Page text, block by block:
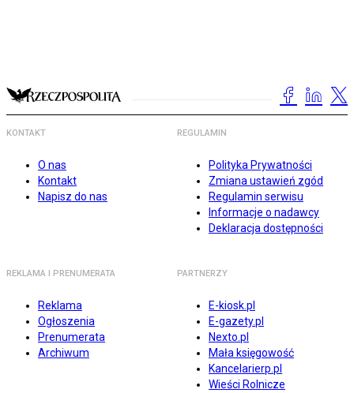
KONTAKT
O nas
Kontakt
Napisz do nas
REGULAMIN
Polityka Prywatności
Zmiana ustawień zgód
Regulamin serwisu
Informacje o nadawcy
Deklaracja dostępności
REKLAMA I PRENUMERATA
Reklama
Ogłoszenia
Prenumerata
Archiwum
PARTNERZY
E-kiosk.pl
E-gazety.pl
Nexto.pl
Mała księgowość
Kancelarierp.pl
Wieści Rolnicze